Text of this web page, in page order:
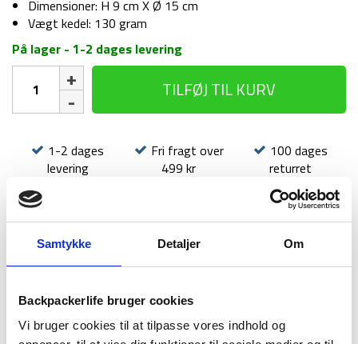
Samtykke Detaljer Om
Backpackerlife bruger cookies
Vi bruger cookies til at tilpasse vores indhold og
Dimensioner: H 9 cm X Ø 15 cm
Vægt kedel: 130 gram
På lager - 1-2 dages levering
1
antal
TILFØJ TIL KURV
1-2 dages
levering
Fri fragt over
499 kr
100 dages
returret
Denne kedel er på 1 liter og er lavet af letvægts aluminium.
Kedelen kan bruges til hurtig kogning af vand til madlavning,